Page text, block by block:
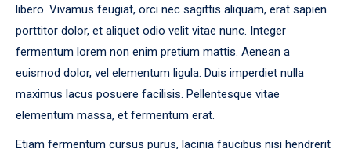
libero. Vivamus feugiat, orci nec sagittis aliquam, erat sapien
porttitor dolor, et aliquet odio velit vitae nunc. Integer
fermentum lorem non enim pretium mattis. Aenean a
euismod dolor, vel elementum ligula. Duis imperdiet nulla
maximus lacus posuere facilisis. Pellentesque vitae
elementum massa, et fermentum erat.
Etiam fermentum cursus purus, lacinia faucibus nisi hendrerit